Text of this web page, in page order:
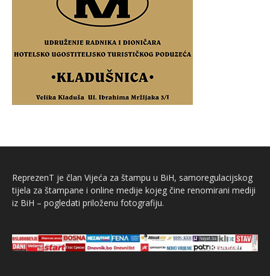
ReprezenT je član Vijeća za štampu u BiH, samoregulacijskog
tijela za štampane i online medije kojeg čine renomirani mediji
iz BiH – pogledati priloženu fotografiju.